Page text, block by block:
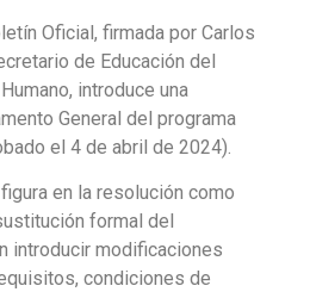
Oficial, firmada por Carlos
de Educación del
introduce una
General del programa
el 4 de abril de 2024).
en la resolución como
formal del
introducir modificaciones
condiciones de